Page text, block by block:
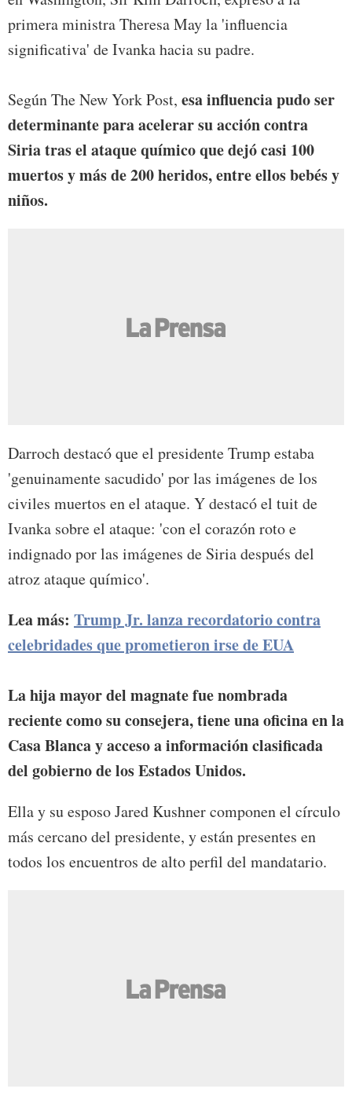
primera ministra Theresa May la 'influencia
significativa' de Ivanka hacia su padre.
Según The New York Post, esa influencia pudo ser
determinante para acelerar su acción contra
Siria tras el ataque químico que dejó casi 100
muertos y más de 200 heridos, entre ellos bebés y
niños.
Darroch destacó que el presidente Trump estaba
'genuinamente sacudido' por las imágenes de los
civiles muertos en el ataque. Y destacó el tuit de
Ivanka sobre el ataque: 'con el corazón roto e
indignado por las imágenes de Siria después del
atroz ataque químico'.
Lea más: Trump Jr. lanza recordatorio contra
celebridades que prometieron irse de EUA
La hija mayor del magnate fue nombrada
reciente como su consejera, tiene una oficina en la
Casa Blanca y acceso a información clasificada
del gobierno de los Estados Unidos.
Ella y su esposo Jared Kushner componen el círculo
más cercano del presidente, y están presentes en
todos los encuentros de alto perfil del mandatario.